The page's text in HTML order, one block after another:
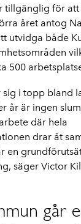
tillgänglig för
året antog
utvidga både
500
i topp bland
år är ingen
där hela
drar åt
en
säger Victor
går